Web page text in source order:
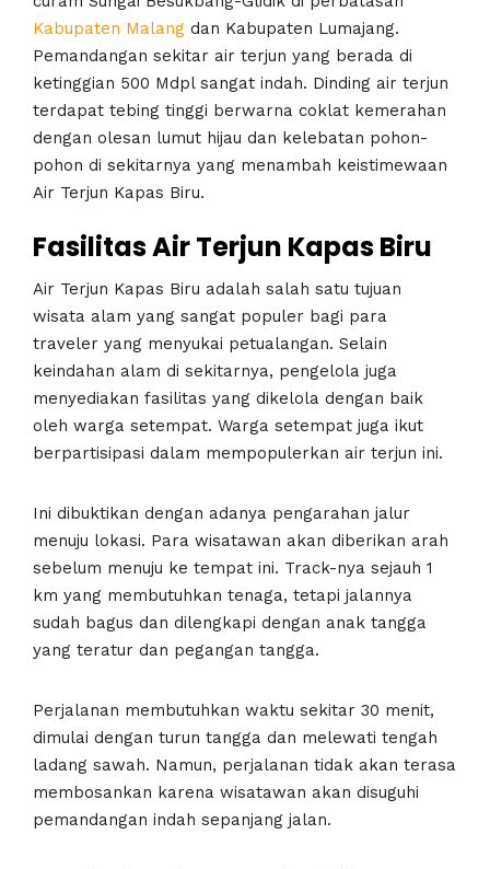
Kabupaten Malang dan Kabupaten Lumajang.
Pemandangan sekitar air terjun yang berada di
ketinggian 500 Mdpl sangat indah. Dinding air terjun
terdapat tebing tinggi berwarna coklat kemerahan
dengan olesan lumut hijau dan kelebatan pohon-
pohon di sekitarnya yang menambah keistimewaan
Air Terjun Kapas Biru.
Fasilitas Air Terjun Kapas Biru
Air Terjun Kapas Biru adalah salah satu tujuan
wisata alam yang sangat populer bagi para
traveler yang menyukai petualangan. Selain
keindahan alam di sekitarnya, pengelola juga
menyediakan fasilitas yang dikelola dengan baik
oleh warga setempat. Warga setempat juga ikut
berpartisipasi dalam mempopulerkan air terjun ini.
Ini dibuktikan dengan adanya pengarahan jalur
menuju lokasi. Para wisatawan akan diberikan arah
sebelum menuju ke tempat ini. Track-nya sejauh 1
km yang membutuhkan tenaga, tetapi jalannya
sudah bagus dan dilengkapi dengan anak tangga
yang teratur dan pegangan tangga.
Perjalanan membutuhkan waktu sekitar 30 menit,
dimulai dengan turun tangga dan melewati tengah
ladang sawah. Namun, perjalanan tidak akan terasa
membosankan karena wisatawan akan disuguhi
pemandangan indah sepanjang jalan.